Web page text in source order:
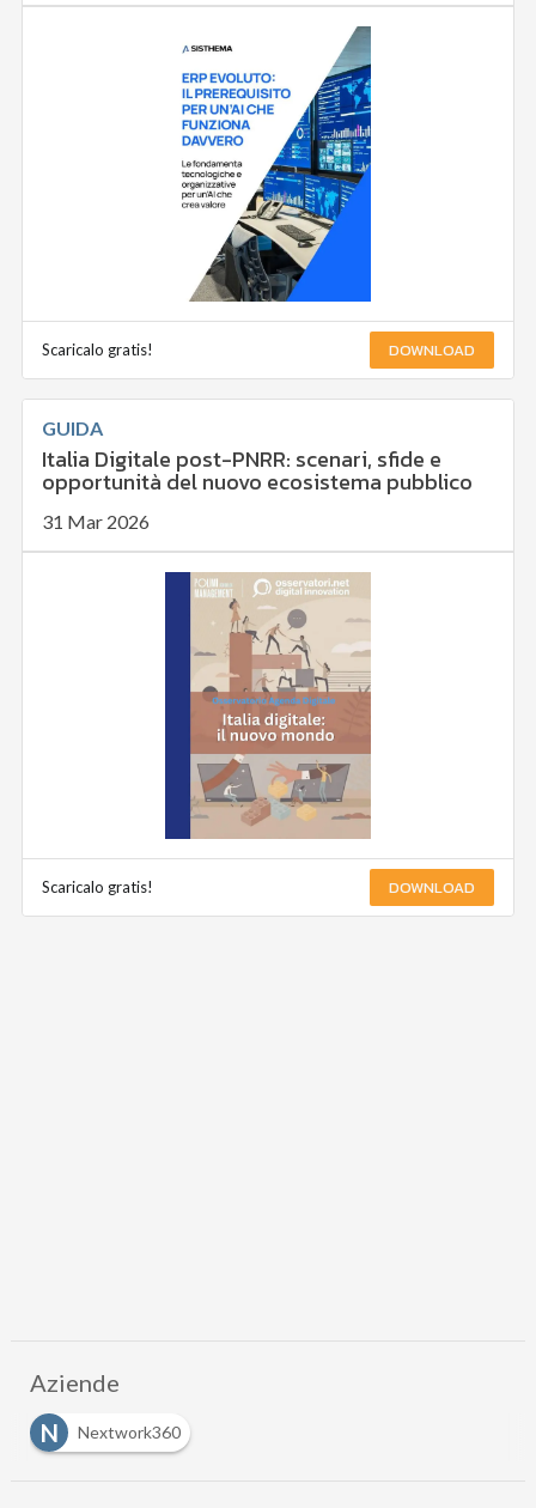
Scaricalo gratis! DOWNLOAD
GUIDA
Italia Digitale post-PNRR: scenari, sfide e
opportunità del nuovo ecosistema pubblico
31 Mar 2026
Scaricalo gratis! DOWNLOAD
Aziende
N
Nextwork360